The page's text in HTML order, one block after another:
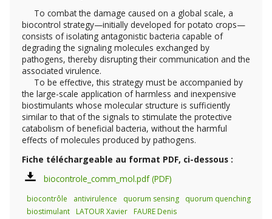
To combat the damage caused on a global scale, a
biocontrol strategy—initially developed for potato crops—
consists of isolating antagonistic bacteria capable of
degrading the signaling molecules exchanged by
pathogens, thereby disrupting their communication and the
associated virulence.
To be effective, this strategy must be accompanied by
the large-scale application of harmless and inexpensive
biostimulants whose molecular structure is sufficiently
similar to that of the signals to stimulate the protective
catabolism of beneficial bacteria, without the harmful
effects of molecules produced by pathogens.
Fiche téléchargeable au format PDF, ci-dessous :
biocontrole_comm_mol.pdf
biocontrôle antivirulence quorum sensing
quorum quenching
biostimulant
LATOUR Xavier FAURE Denis